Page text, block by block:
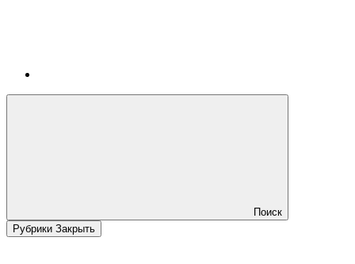
Поиск
Рубрики Закрыть